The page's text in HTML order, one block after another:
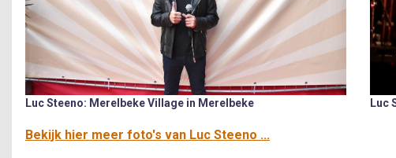
Luc Steeno: Merelbeke Village in Merelbeke Luc
Bekijk hier meer foto's van Luc Steeno ...